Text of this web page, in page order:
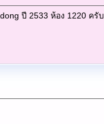
ปี 2533 ห้อง 1220 ครับ